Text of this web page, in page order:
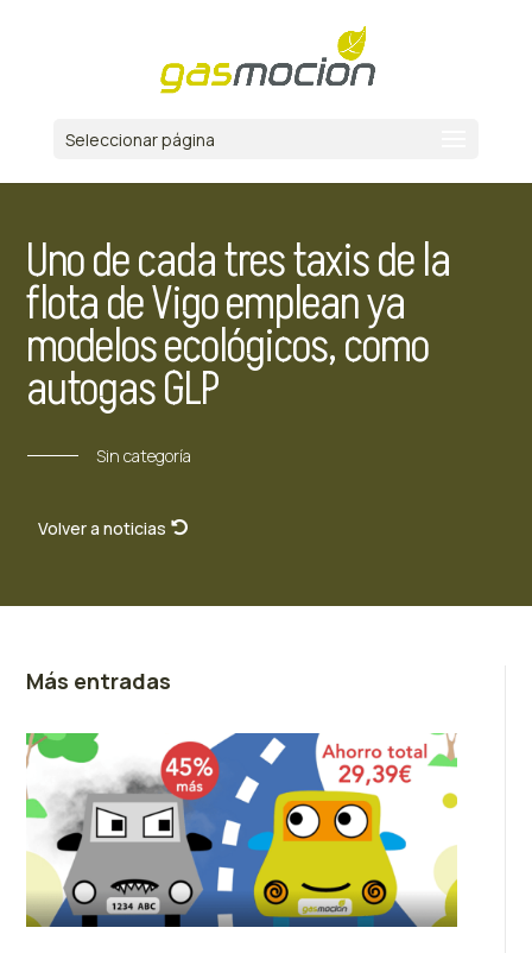
Seleccionar página
Uno de cada tres taxis de la
flota de Vigo emplean ya
modelos ecológicos, como
autogas GLP
Sin categoría
Volver a noticias
Más entradas